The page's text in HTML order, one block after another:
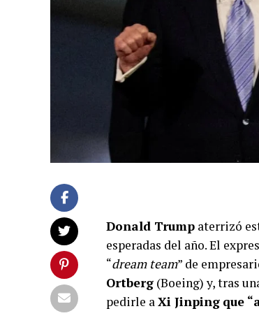
Donald Trump aterrizó
esperadas del año. El
“dream team” de
Ortberg (Boeing) y, tras
pedirle aXi Jinping que